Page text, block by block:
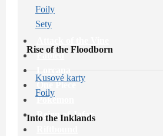
Fabled
Lorcana
One Piece
Pokémon
Reign of Jafar
Foily
Sety
Rise of the Floodborn
Kusové karty
Foily
Into the Inklands